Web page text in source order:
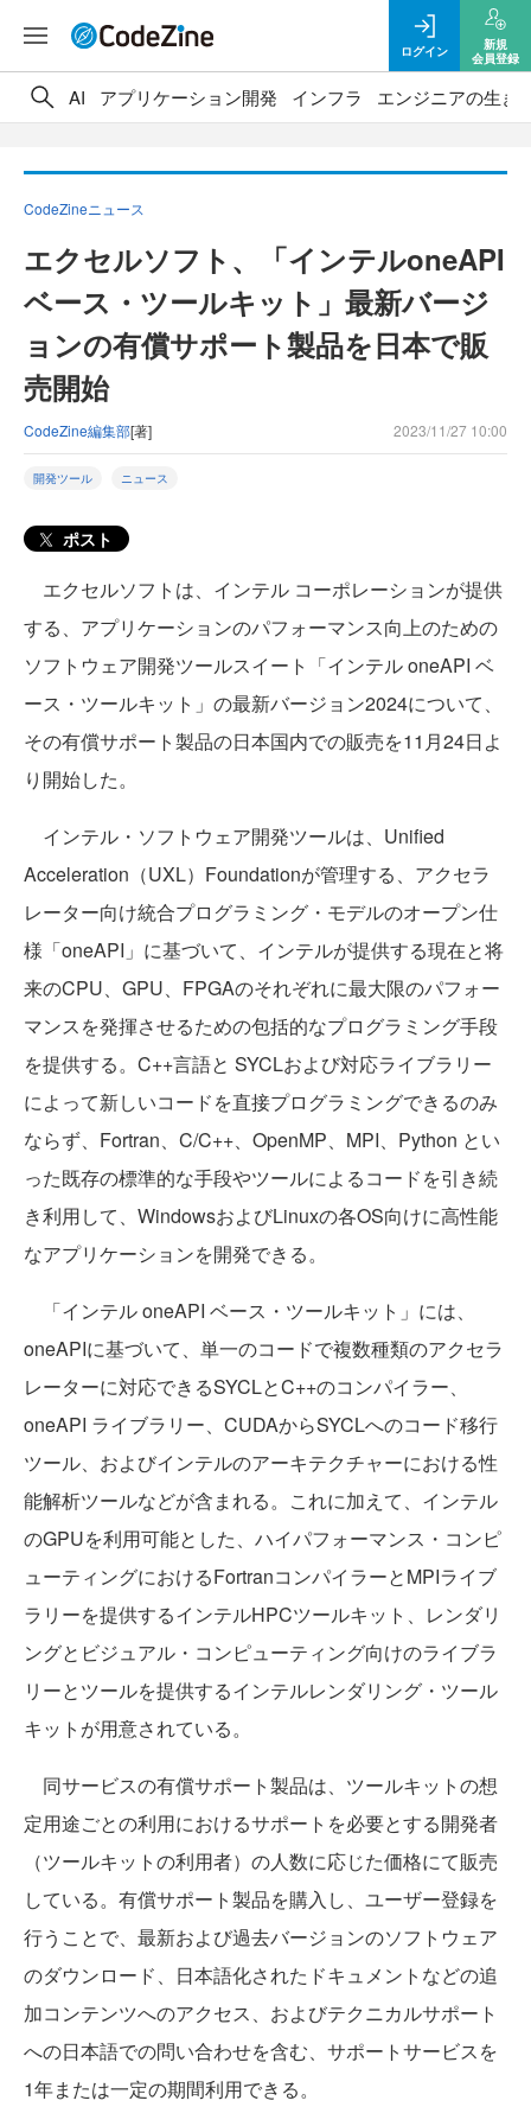
ログイン
新規
会員登録
AI アプリケーション開発 インフラ エンジニアの生き
CodeZineニュース
エクセルソフト、「インテルoneAPI
ベース・ツールキット」最新バージ
ョンの有償サポート製品を日本で販
売開始
CodeZine編集部[著] 2023/11/27 10:00
開発ツール ニュース
ポスト
エクセルソフトは、インテル コーポレーションが提供
する、アプリケーションのパフォーマンス向上のための
ソフトウェア開発ツールスイート「インテル oneAPI ベ
ース・ツールキット」の最新バージョン2024について、
その有償サポート製品の日本国内での販売を11月24日よ
り開始した。
イ‍ン‍テ‍ル・ソフトウェア開発ツールは、Unified
Acceleration（UXL）Foundationが管理する、アクセラ
レーター向け統合プログラミング・モデルのオープン仕
様「oneAPI」に基づいて、インテルが提供する現在と将
来のCPU、GPU、FPGAのそれぞれに最大限のパフォー
マンスを発揮させるための包括的なプログラミング手段
を提供する。C++言語と SYCLおよび対応ライブラリー
によって新しいコードを直接プログラミングできるのみ
ならず、Fortran、C/C++、OpenMP、MPI、Python とい
った既存の標準的な手段やツールによるコードを引き続
き利用して、WindowsおよびLinuxの各OS向けに高性能
なアプリケーションを開発できる。
「インテル oneAPI ベース・ツールキット」には、
oneAPIに基づいて、単一のコードで複数種類のアクセラ
レーターに対応できるSYCLとC++のコンパイラー、
oneAPI ライブラリー、CUDAからSYCLへのコード移行
ツール、およびインテルのアーキテクチャーにおける性
能解析ツールなどが含まれる。これに加えて、インテル
のGPUを利用可能とした、ハイパフォーマンス・コンピ
ューティングにおけるFortranコンパイラーとMPIライブ
ラリーを提供するインテルHPCツールキット、レンダリ
ングとビジュアル・コンピューティング向けのライブラ
リーとツールを提供するインテルレンダリング・ツール
キットが用意されている。
同サービスの有償サポート製品は、ツールキットの想
定用途ごとの利用におけるサポートを必要とする開発者
（ツールキットの利用者）の人数に応じた価格にて販売
している。有償サポート製品を購入し、ユーザー登録を
行うことで、最新および過去バージョンのソフトウェア
のダウンロード、日本語化されたドキュメントなどの追
加コンテンツへのアクセス、およびテクニカルサポート
への日本語での問い合わせを含む、サポートサービスを
1年または一定の期間利用できる。